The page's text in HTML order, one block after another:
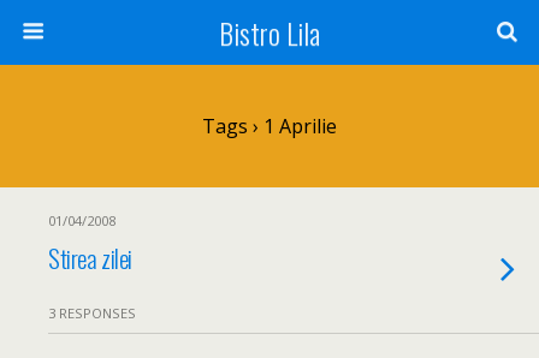
Bistro Lila
Tags › 1 Aprilie
01/04/2008
Stirea zilei
3 RESPONSES